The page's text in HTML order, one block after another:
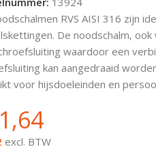
RVS AISI 316 zijn
De noodschalm, ook
waardoor een
kan aangedraaid
voor hijsdoeleinden en
excl. BTW